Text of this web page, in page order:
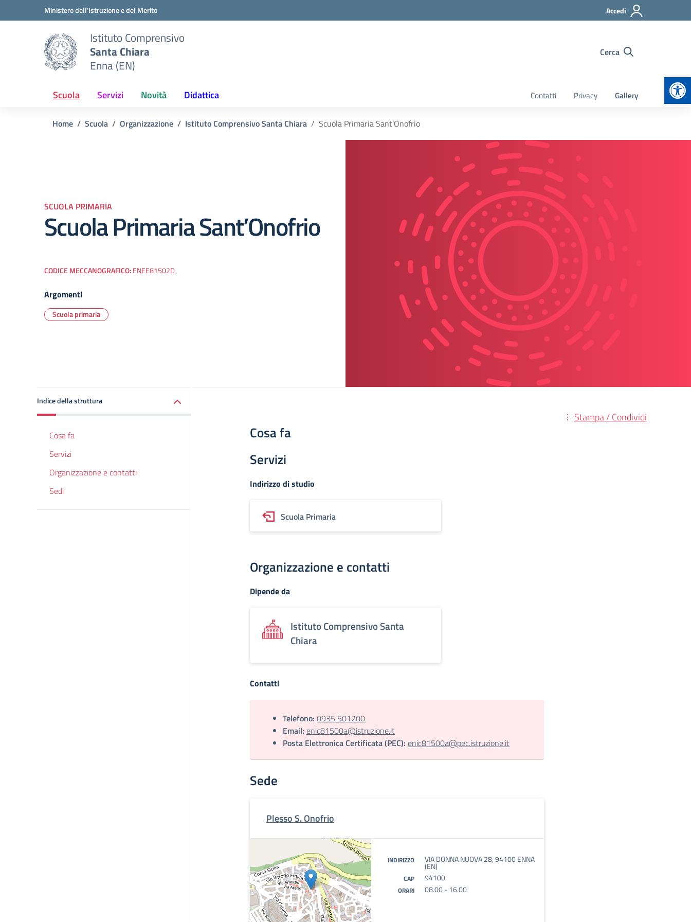
Vai ai contenuti
Vai al menu di navigazioneMinistero dell'Istruzione e del Merito Accedi
Istituto Comprensivo
Santa Chiara
Enna (EN)
Cerca
Scuola Servizi Novità Didattica Contatti Privacy Gallery
Home Scuola Organizzazione Istituto Comprensivo Santa Chiara Scuola Primaria Sant’Onofrio
SCUOLA PRIMARIA
Scuola Primaria Sant’Onofrio
CODICE MECCANOGRAFICO:ENEE81502D
Argomenti
Scuola primaria
Indice della struttura
Cosa fa
Servizi
Organizzazione e contatti
Sedi
Stampa / Condividi
Cosa fa
Servizi
Indirizzo di studio
Scuola Primaria
Organizzazione e contatti
Dipende da
Istituto Comprensivo Santa
Chiara
Contatti
Telefono: 0935 501200
Email: enic81500a@istruzione.it
Posta Elettronica Certificata (PEC): enic81500a@pec.istruzione.it
Sede
Plesso S. Onofrio
INDIRIZZO VIA DONNA NUOVA 28, 94100 ENNA
(EN)
CAP 94100
ORARI 08.00 - 16.00